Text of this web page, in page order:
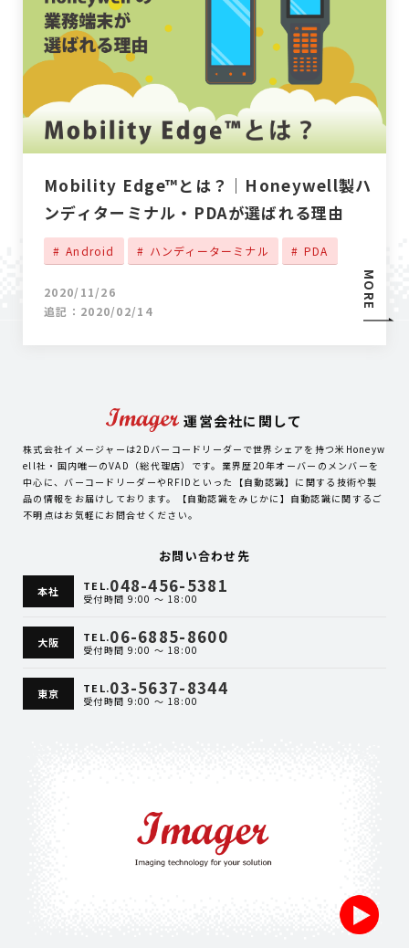
MORE
Mobility Edge™とは？｜Honeywell製ハ
ンディターミナル・PDAが選ばれる理由
Android ハンディーターミナル PDA
2020/11/26
追記：2020/02/14
運営会社に関して
株式会社イメージャーは2Dバーコードリーダーで世界シェアを持つ米Honeyw
ell社・国内唯一のVAD（総代理店）です。業界歴20年オーバーのメンバーを
中心に、バーコードリーダーやRFIDといった【自動認識】に関する技術や製
品の情報をお届けしております。【自動認識をみじかに】自動認識に関するご
不明点はお気軽にお問合せください。
お問い合わせ先
本社 TEL.048-456-5381
受付時間 9:00 ～ 18:00
大阪 TEL.06-6885-8600
受付時間 9:00 ～ 18:00
東京 TEL.03-5637-8344
受付時間 9:00 ～ 18:00